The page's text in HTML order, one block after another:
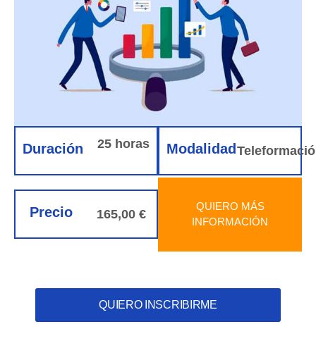
Duración 25 horas Modalidad
Precio 165,00 €
QUIERO MÁS
INFORMACIÓN
QUIERO INSCRIBIRME